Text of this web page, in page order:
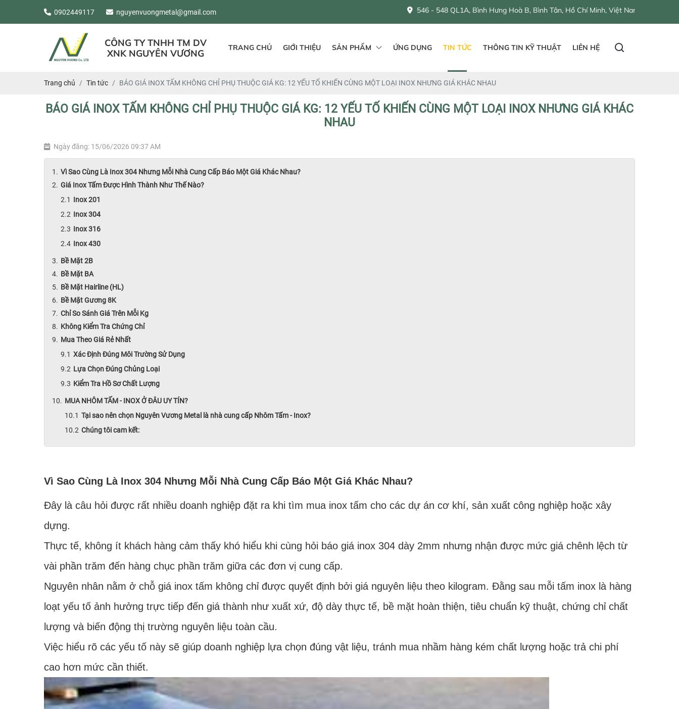
0902449117 nguyenvuongmetal@gmail.com 546 - 548 QL1A, Bình Hưng Hoà B, Bình Tân, Hồ Chí Minh, Việt Nam
CÔNG TY TNHH TM DV
XNK NGUYÊN VƯƠNG
TRANG CHỦ GIỚI THIỆU SẢN PHẨM ỨNG DỤNG TIN TỨC THÔNG TIN KỸ THUẬT LIÊN HỆ
Trang chủ Tin tức BÁO GIÁ INOX TẤM KHÔNG CHỈ PHỤ THUỘC GIÁ KG: 12 YẾU TỐ KHIẾN CÙNG MỘT LOẠI INOX NHƯNG GIÁ KHÁC NHAU
BÁO GIÁ INOX TẤM KHÔNG CHỈ PHỤ THUỘC GIÁ KG: 12 YẾU TỐ KHIẾN CÙNG MỘT LOẠI INOX NHƯNG GIÁ KHÁC
NHAU
Ngày đăng: 15/06/2026 09:37 AM
Vì Sao Cùng Là Inox 304 Nhưng Mỗi Nhà Cung Cấp Báo Một Giá Khác Nhau?
Giá Inox Tấm Được Hình Thành Như Thế Nào?
Inox 201
Inox 304
Inox 316
Inox 430
Bề Mặt 2B
Bề Mặt BA
Bề Mặt Hairline (HL)
Bề Mặt Gương 8K
Chỉ So Sánh Giá Trên Mỗi Kg
Không Kiểm Tra Chứng Chỉ
Mua Theo Giá Rẻ Nhất
Xác Định Đúng Môi Trường Sử Dụng
Lựa Chọn Đúng Chủng Loại
Kiểm Tra Hồ Sơ Chất Lượng
MUA NHÔM TẤM - INOX Ở ĐÂU UY TÍN?
Tại sao nên chọn Nguyên Vương Metal là nhà cung cấp Nhôm Tấm - Inox?
Chúng tôi cam kết:
Vì Sao Cùng Là Inox 304 Nhưng Mỗi Nhà Cung Cấp Báo Một Giá Khác Nhau?
Đây là câu hỏi được rất nhiều doanh nghiệp đặt ra khi tìm mua inox tấm cho các dự án cơ khí, sản xuất công nghiệp hoặc xây
dựng.
Thực tế, không ít khách hàng cảm thấy khó hiểu khi cùng hỏi báo giá inox 304 dày 2mm nhưng nhận được mức giá chênh lệch từ
vài phần trăm đến hàng chục phần trăm giữa các đơn vị cung cấp.
Nguyên nhân nằm ở chỗ giá inox tấm không chỉ được quyết định bởi giá nguyên liệu theo kilogram. Đằng sau mỗi tấm inox là hàng
loạt yếu tố ảnh hưởng trực tiếp đến giá thành như xuất xứ, độ dày thực tế, bề mặt hoàn thiện, tiêu chuẩn kỹ thuật, chứng chỉ chất
lượng và biến động thị trường nguyên liệu toàn cầu.
Việc hiểu rõ các yếu tố này sẽ giúp doanh nghiệp lựa chọn đúng vật liệu, tránh mua nhầm hàng kém chất lượng hoặc trả chi phí
cao hơn mức cần thiết.